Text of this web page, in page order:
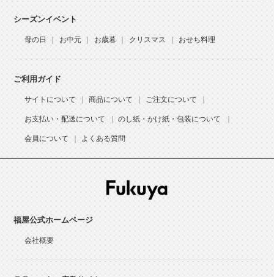
シーズンイベント
母の日 お中元 お歳暮 クリスマス おせち料理
ご利用ガイド
サイトについて 商品について ご注文について
お支払い・配送について のし紙・かけ紙・包装について
会員について よくある質問
福屋公式ホームページ
会社概要